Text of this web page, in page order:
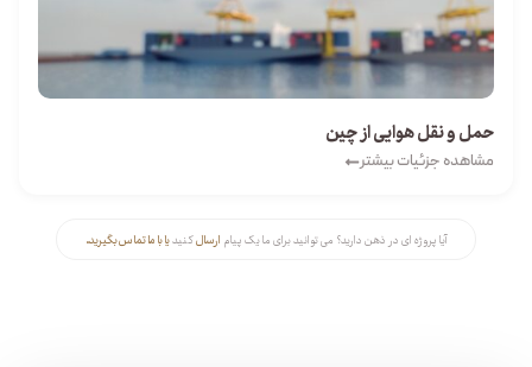
حمل و نقل هوایی از چین
مشاهده جزئیات بیشتر
آیا پروژه ای در ذهن دارید؟ می توانید برای ما یک پیام ارسالکنیدیا با ما تماس بگیرید.